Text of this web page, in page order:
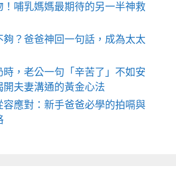
！哺乳媽媽最期待的另一半神救
？爸爸神回一句話，成為太太
時，老公一句「辛苦了」不如安
夫妻溝通的黃金心法
容應對：新手爸爸必學的拍嗝與